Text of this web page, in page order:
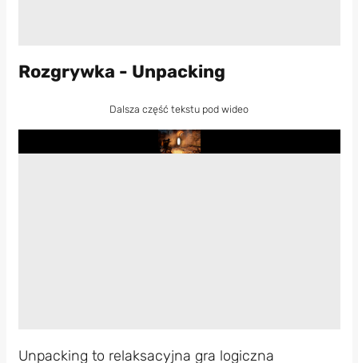
Rozgrywka - Unpacking
Dalsza część tekstu pod wideo
Play
Unpacking to relaksacyjna gra logiczna